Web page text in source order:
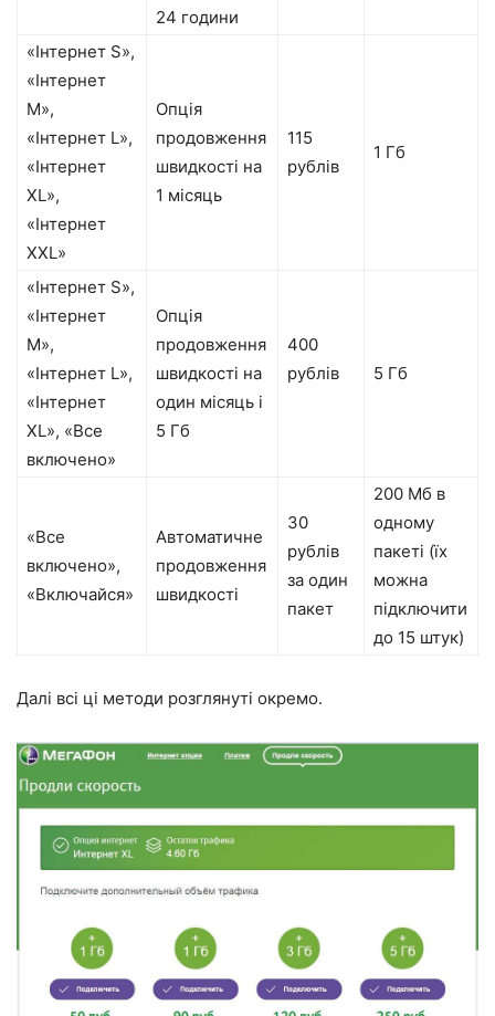
24 години
«Інтернет S»,
«Інтернет
M»,
«Інтернет L»,
«Інтернет
XL»,
«Інтернет
XXL»
Опція
продовження
швидкості на
1 місяць
115
рублів
1 Гб
«Інтернет S»,
«Інтернет
M»,
«Інтернет L»,
«Інтернет
XL», «Все
включено»
Опція
продовження
швидкості на
один місяць і
5 Гб
400
рублів
5 Гб
«Все
включено»,
«Включайся»
Автоматичне
продовження
швидкості
30
рублів
за один
пакет
200 Мб в
одному
пакеті (їх
можна
підключити
до 15 штук)
Далі всі ці методи розглянуті окремо.